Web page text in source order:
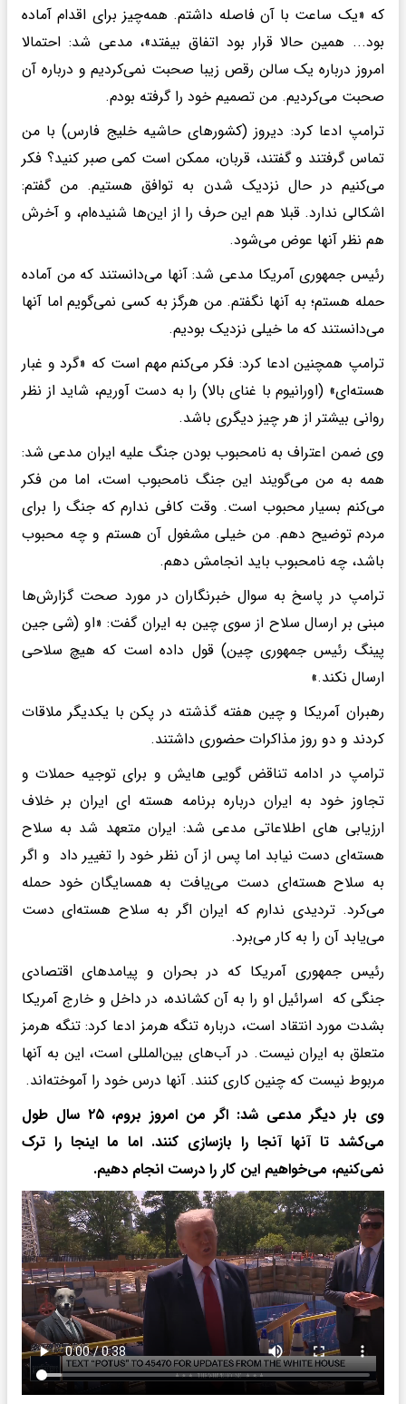
که «یک ساعت با آن فاصله داشتم. همه‌چیز برای اقدام آماده
بود... همین حالا قرار بود اتفاق بیفتد»، مدعی شد: احتمالا
امروز درباره یک سالن رقص زیبا صحبت نمی‌کردیم و درباره آن
صحبت می‌کردیم. من تصمیم خود را گرفته بودم.
ترامپ ادعا کرد: دیروز (کشورهای حاشیه خلیج فارس) با من
تماس گرفتند و گفتند، قربان، ممکن است کمی صبر کنید؟ فکر
می‌کنیم در حال نزدیک شدن به توافق هستیم. من گفتم:
اشکالی ندارد. قبلا هم این حرف را از این‌ها شنیده‌ام، و آخرش
هم نظر آنها عوض می‌شود.
رئیس جمهوری آمریکا مدعی شد: آنها می‌دانستند که من آماده
حمله هستم؛ به آنها نگفتم. من هرگز به کسی نمی‌گویم اما آنها
می‌دانستند که ما خیلی نزدیک بودیم.
ترامپ همچنین ادعا کرد: فکر می‌کنم مهم است که «گرد و غبار
هسته‌ای» (اورانیوم با غنای بالا) را به دست آوریم، شاید از نظر
روانی بیشتر از هر چیز دیگری باشد.
وی ضمن اعتراف به نامحبوب بودن جنگ علیه ایران مدعی شد:
همه به من می‌گویند این جنگ نامحبوب است، اما من فکر
می‌کنم بسیار محبوب است. وقت کافی ندارم که جنگ را برای
مردم توضیح دهم. من خیلی مشغول آن هستم و چه محبوب
باشد، چه نامحبوب باید انجامش دهم.
ترامپ در پاسخ به سوال خبرنگاران در مورد صحت گزارش‌ها
مبنی بر ارسال سلاح از سوی چین به ایران گفت: «او (شی جین
پینگ رئیس جمهوری چین) قول داده است که هیچ سلاحی
ارسال نکند.»
رهبران آمریکا و چین هفته گذشته در پکن با یکدیگر ملاقات
کردند و دو روز مذاکرات حضوری داشتند.
ترامپ در ادامه تناقض گویی هایش و برای توجیه حملات و
تجاوز خود به ایران درباره برنامه هسته ای ایران بر خلاف
ارزیابی های اطلاعاتی مدعی شد: ایران متعهد شد به سلاح
هسته‌ای دست نیابد اما پس از آن نظر خود را تغییر داد و اگر
به سلاح هسته‌ای دست می‌یافت به همسایگان خود حمله
می‌کرد. تردیدی ندارم که ایران اگر به سلاح هسته‌ای دست
می‌یابد آن را به کار می‌برد.
رئیس جمهوری آمریکا که در بحران و پیامدهای اقتصادی
جنگی که اسرائیل او را به آن کشانده، در داخل و خارج آمریکا
بشدت مورد انتقاد است، درباره تنگه هرمز ادعا کرد: تنگه هرمز
متعلق به ایران نیست. در آب‌های بین‌المللی است، این به آنها
مربوط نیست که چنین کاری کنند. آنها درس خود را آموخته‌اند.
وی بار دیگر مدعی شد: اگر من امروز بروم، ۲۵ سال طول
می‌کشد تا آنها آنجا را بازسازی کنند. اما ما اینجا را ترک
نمی‌کنیم، می‌خواهیم این کار را درست انجام دهیم.